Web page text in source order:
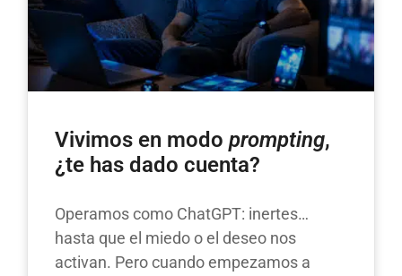
Vivimos en modo prompting,
¿te has dado cuenta?
Operamos como ChatGPT: inertes…
hasta que el miedo o el deseo nos
activan. Pero cuando empezamos a